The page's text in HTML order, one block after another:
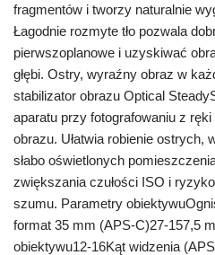
fragmentów i tworzy naturalnie
Łagodnie rozmyte tło pozwala
pierwszoplanowe i uzyskiwać
głębi. Ostry, wyraźny obraz w
stabilizator obrazu Optical
aparatu przy fotografowaniu z
obrazu. Ułatwia robienie ostrych,
słabo oświetlonych
zwiększania czułości ISO i
szumu. Parametry
format 35 mm (APS-C)27-157,5
obiektywu12-16Kąt widzenia